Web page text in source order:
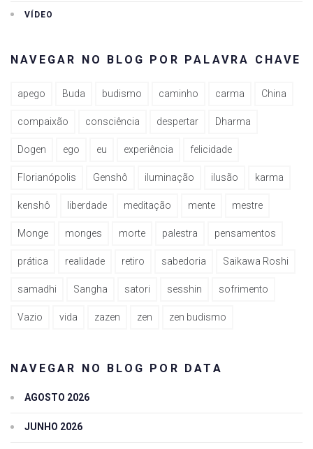
VÍDEO
NAVEGAR NO BLOG POR PALAVRA CHAVE
apego Buda budismo caminho carma China
compaixão consciência despertar Dharma
Dogen ego eu experiência felicidade
Florianópolis Genshô iluminação ilusão karma
kenshô liberdade meditação mente mestre
Monge monges morte palestra pensamentos
prática realidade retiro sabedoria Saikawa Roshi
samadhi Sangha satori sesshin sofrimento
Vazio vida zazen zen zen budismo
NAVEGAR NO BLOG POR DATA
AGOSTO 2026
JUNHO 2026